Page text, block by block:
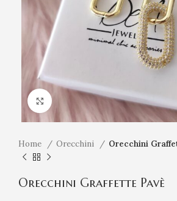
Click to enlarge
Home Orecchini Orecchini
Orecchini Graffette Pavè